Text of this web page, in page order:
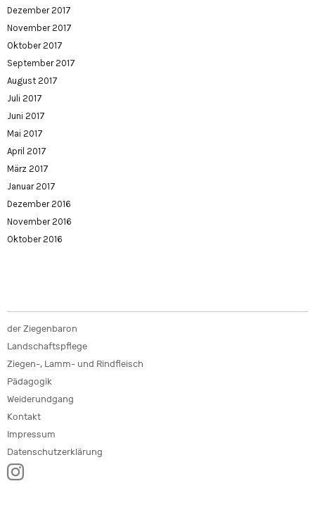
Dezember 2017
November 2017
Oktober 2017
September 2017
August 2017
Juli 2017
Juni 2017
Mai 2017
April 2017
März 2017
Januar 2017
Dezember 2016
November 2016
Oktober 2016
der Ziegenbaron
Landschaftspflege
Ziegen-, Lamm- und Rindfleisch
Pädagogik
Weiderundgang
Kontakt
Impressum
Datenschutzerklärung